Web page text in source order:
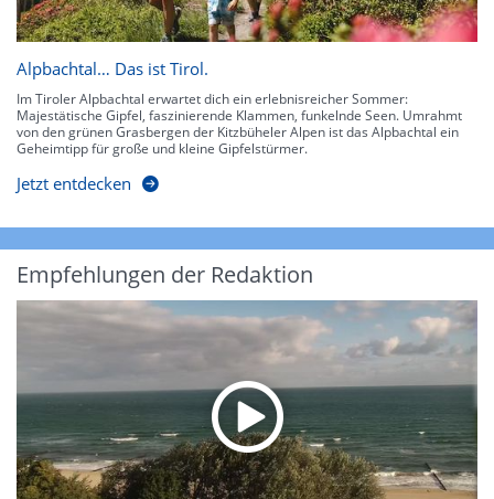
Alpbachtal… Das ist Tirol.
Im Tiroler Alpbachtal erwartet dich ein erlebnisreicher Sommer:
Majestätische Gipfel, faszinierende Klammen, funkelnde Seen. Umrahmt
von den grünen Grasbergen der Kitzbüheler Alpen ist das Alpbachtal ein
Geheimtipp für große und kleine Gipfelstürmer.
Jetzt entdecken
Empfehlungen der Redaktion